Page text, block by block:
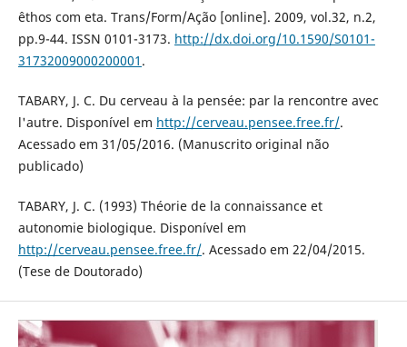
êthos com eta. Trans/Form/Ação [online]. 2009, vol.32, n.2,
pp.9-44. ISSN 0101-3173. http://dx.doi.org/10.1590/S0101-
31732009000200001 .
TABARY, J. C. Du cerveau à la pensée: par la rencontre avec
l'autre. Disponível em http://cerveau.pensee.free.fr/.
Acessado em 31/05/2016. (Manuscrito original não
publicado)
TABARY, J. C. (1993) Théorie de la connaissance et
autonomie biologique. Disponível em
http://cerveau.pensee.free.fr/. Acessado em 22/04/2015.
(Tese de Doutorado)